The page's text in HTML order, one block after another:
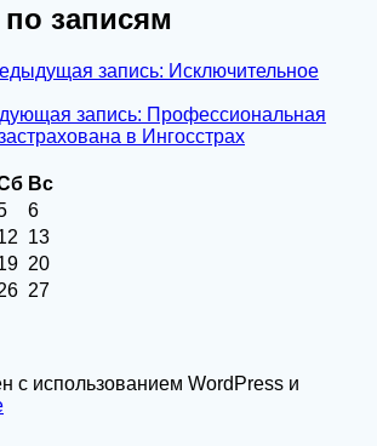
записям
запись: Исключительное
запись: Профессиональная
в Ингосстрах
Вс
6
13
20
27
с использованием WordPress и